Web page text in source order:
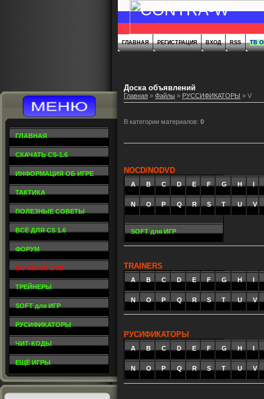
ГЛАВНАЯ
СКАЧАТЬ CS-1.6
ИНФОРМАЦИЯ ОБ ИГРЕ
ТАКТИКА
ПОЛЕЗНЫЕ СОВЕТЫ
ВСЁ ДЛЯ CS 1.6
ФОРУМ
NO CD/NO DVD
ТРЕЙНЕРЫ
SOFT для ИГР
РУСИФИКАТОРЫ
ЧИТ-КОДЫ
ЕЩЁ ИГРЫ
ГЛАВНАЯ РЕГИСТРАЦИЯ ВХОД RSS ТВ
Доска объявлений
Главная » Файлы » РУССИФИКАТОРЫ » V
В категории материалов: 0
NOCD/NODVD
A B C D E F G H I
N O P Q R S T U V
SOFT для ИГР
TRAINERS
A B C D E F G H I
N O P Q R S T U V
РУСИФИКАТОРЫ
A B C D E F G H
N O P Q R S T U V